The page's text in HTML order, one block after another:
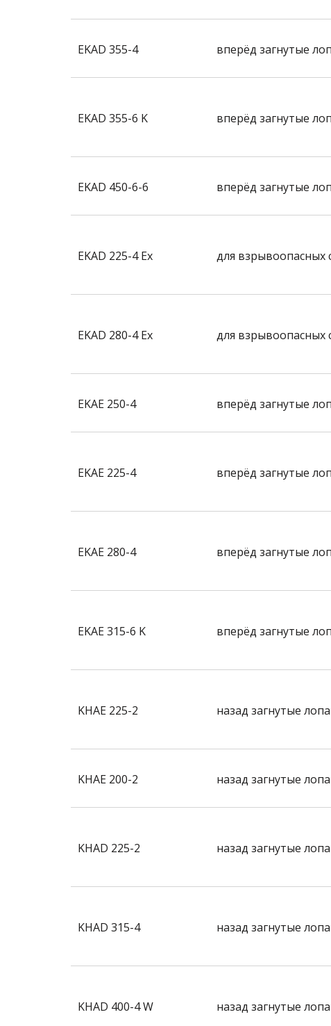
EKAD 355-4 вперёд загнутые
EKAD 355-6 K вперёд загнутые
EKAD 450-6-6 вперёд загнутые
EKAD 225-4 Ex для взрывоопасных
EKAD 280-4 Ex для взрывоопасных
EKAE 250-4 вперёд загнутые
EKAE 225-4 вперёд загнутые
EKAE 280-4 вперёд загнутые
EKAE 315-6 K вперёд загнутые
KHAE 225-2 назад загнутые
KHAE 200-2 назад загнутые
KHAD 225-2 назад загнутые
KHAD 315-4 назад загнутые
KHAD 400-4 W назад загнутые